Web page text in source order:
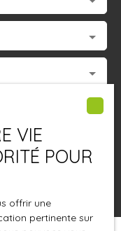
Trouver un
VIE
POUR
offrir une
pertinente sur